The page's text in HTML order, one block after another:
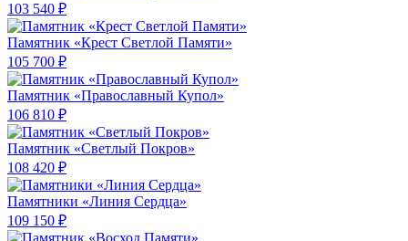
103 540 ₽
Памятник «Крест Светлой Памяти»
105 700 ₽
Памятник «Православный Купол»
106 810 ₽
Памятник «Светлый Покров»
108 420 ₽
Памятники «Линия Сердца»
109 150 ₽